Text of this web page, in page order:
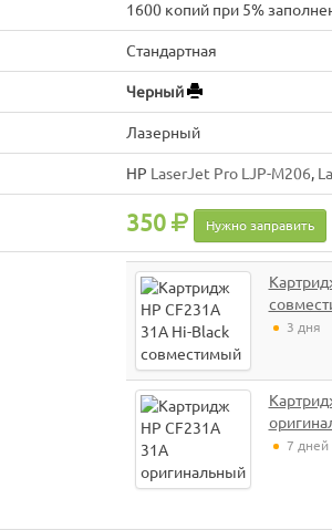
1600 копий при 5%
Стандартная
Черный
Лазерный
HP LaserJet Pro LJP-M206,
350 Нужно заправить
3 дня
7 дней